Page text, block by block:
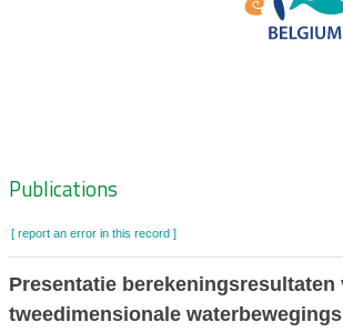
Zoeknavigatie
Publications
[ report an error in this record ]
Presentatie
tweedimensionale